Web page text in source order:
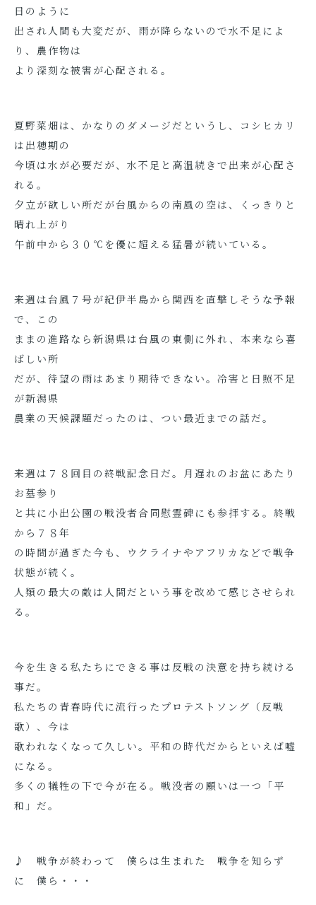
日のように
出され人間も大変だが、雨が降らないので水不足によ
り、農作物は
より深刻な被害が心配される。
夏野菜畑は、かなりのダメージだというし、コシヒカリ
は出穂期の
今頃は水が必要だが、水不足と高温続きで出来が心配さ
れる。
夕立が欲しい所だが台風からの南風の空は、くっきりと
晴れ上がり
午前中から３０℃を優に超える猛暑が続いている。
来週は台風７号が紀伊半島から関西を直撃しそうな予報
で、この
ままの進路なら新潟県は台風の東側に外れ、本来なら喜
ばしい所
だが、待望の雨はあまり期待できない。冷害と日照不足
が新潟県
農業の天候課題だったのは、つい最近までの話だ。
来週は７８回目の終戦記念日だ。月遅れのお盆にあたり
お墓参り
と共に小出公園の戦没者合同慰霊碑にも参拝する。終戦
から７８年
の時間が過ぎた今も、ウクライナやアフリカなどで戦争
状態が続く。
人類の最大の敵は人間だという事を改めて感じさせられ
る。
今を生きる私たちにできる事は反戦の決意を持ち続ける
事だ。
私たちの青春時代に流行ったプロテストソング（反戦
歌）、今は
歌われなくなって久しい。平和の時代だからといえば嘘
になる。
多くの犠牲の下で今が在る。戦没者の願いは一つ「平
和」だ。
♪ 戦争が終わって 僕らは生まれた 戦争を知らず
に 僕ら・・・